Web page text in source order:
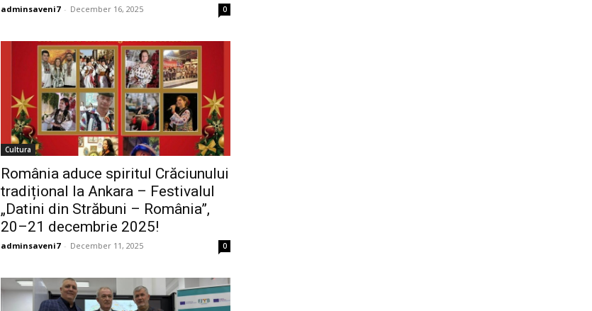
adminsaveni7 - December 16, 2025 0
Cultura
România aduce spiritul Crăciunului
tradițional la Ankara – Festivalul
„Datini din Străbuni – România”,
20–21 decembrie 2025!
adminsaveni7 - December 11, 2025 0